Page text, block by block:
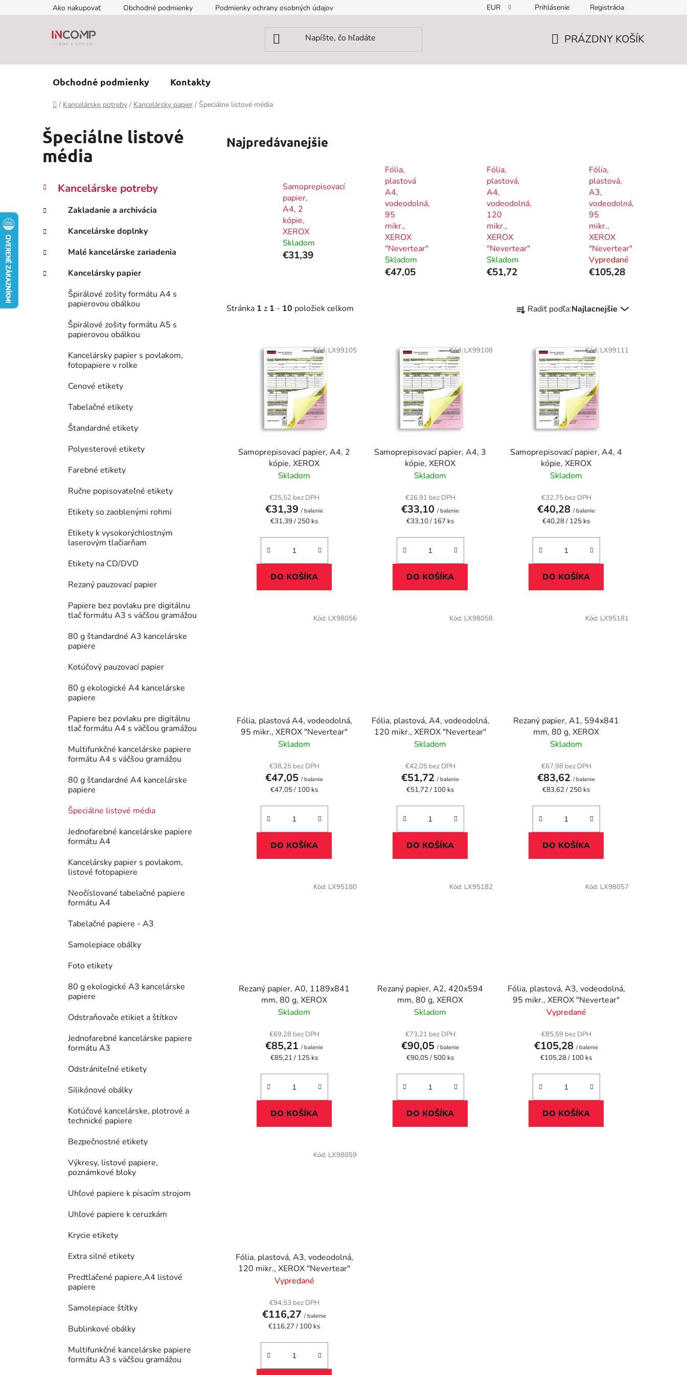
na
Ako nakupovať Obchodné podmienky Podmienky ochrany osobných údajov EUR Prihlásenie Registrácia
PRÁZDNY KOŠÍK
Obchodné podmienky Kontakty
Domov
/ Kancelárske potreby / Kancelársky papier / Špeciálne listové média
Špeciálne listové
média
B
č
ý
p
n
Preskočiť
kategórie
K
a
e
g
ó
r
e
Kancelárske potreby
Zakladanie a archivácia
Kancelárske doplnky
Malé kancelárske zariadenia
Kancelársky papier
Špirálové zošity formátu A4 s
papierovou obálkou
Špirálové zošity formátu A5 s
papierovou obálkou
Kancelársky papier s povlakom,
fotopapiere v rolke
Cenové etikety
Tabelačné etikety
Štandardné etikety
Polyesterové etikety
Farebné etikety
Ručne popisovateľné etikety
Etikety so zaoblenými rohmi
Etikety k vysokorýchlostným
laserovým tlačiarňam
Etikety na CD/DVD
Rezaný pauzovací papier
Papiere bez povlaku pre digitálnu
tlač formátu A3 s väčšou gramážou
80 g štandardné A3 kancelárske
papiere
Kotúčový pauzovací papier
80 g ekologické A4 kancelárske
papiere
Papiere bez povlaku pre digitálnu
tlač formátu A4 s väčšou gramážou
Multifunkčné kancelárske papiere
formátu A4 s väčšou gramážou
80 g štandardné A4 kancelárske
papiere
Špeciálne listové média
Jednofarebné kancelárske papiere
formátu A4
Kancelársky papier s povlakom,
listové fotopapiere
Neočíslované tabelačné papiere
formátu A4
Tabelačné papiere - A3
Samolepiace obálky
Foto etikety
80 g ekologické A3 kancelárske
papiere
Odstraňovače etikiet a štítkov
Jednofarebné kancelárske papiere
formátu A3
Odstrániteľné etikety
Silikónové obálky
Kotúčové kancelárske, plotrové a
technické papiere
Bezpečnostné etikety
Výkresy, listové papiere,
poznámkové bloky
Uhľové papiere k písacím strojom
Uhľové papiere k ceruzkám
Krycie etikety
Extra silné etikety
Predtlačené papiere,A4 listové
papiere
Samolepiace štítky
Bublinkové obálky
Multifunkčné kancelárske papiere
formátu A3 s väčšou gramážou
Najpredávanejšie
Samoprepisovací
papier,
A4, 2
kópie,
XEROX
Skladom
€31,39
Fólia,
plastová
A4,
vodeodolná,
95
mikr.,
XEROX
"Nevertear"
Skladom
€47,05
Fólia,
plastová,
A4,
vodeodolná,
120
mikr.,
XEROX
"Nevertear"
Skladom
€51,72
Fólia,
plastová,
A3,
vodeodolná,
95
mikr.,
XEROX
"Nevertear"
Vypredané
€105,28
Stránka 1 z 1 - 10 položiek celkom
a
u
k
Radiť podľa:Najlacnejšie
Samoprepisovací papier, A4, 2
kópie, XEROX
Skladom
€25,52 bez DPH
€31,39/ balenie
Jednotková
€31,39 / 250 ks
DO KOŠÍKA
Kód: LX99105
Samoprepisovací papier, A4, 3
kópie, XEROX
Skladom
€26,91 bez DPH
€33,10/ balenie
Jednotková
€33,10 / 167 ks
DO KOŠÍKA
Kód: LX99108
Samoprepisovací papier, A4, 4
kópie, XEROX
Skladom
€32,75 bez DPH
€40,28/ balenie
Jednotková
€40,28 / 125 ks
DO KOŠÍKA
Kód: LX99111
Fólia, plastová A4, vodeodolná,
95 mikr., XEROX "Nevertear"
Skladom
€38,25 bez DPH
€47,05/ balenie
Jednotková
€47,05 / 100 ks
DO KOŠÍKA
Kód: LX98056
Fólia, plastová, A4, vodeodolná,
120 mikr., XEROX "Nevertear"
Skladom
€42,05 bez DPH
€51,72/ balenie
Jednotková
€51,72 / 100 ks
DO KOŠÍKA
Kód: LX98058
Rezaný papier, A1, 594x841
mm, 80 g, XEROX
Skladom
€67,98 bez DPH
€83,62/ balenie
Jednotková
€83,62 / 250 ks
DO KOŠÍKA
Kód: LX95181
Rezaný papier, A0, 1189x841
mm, 80 g, XEROX
Skladom
€69,28 bez DPH
€85,21/ balenie
Jednotková
€85,21 / 125 ks
DO KOŠÍKA
Kód: LX95180
Rezaný papier, A2, 420x594
mm, 80 g, XEROX
Skladom
€73,21 bez DPH
€90,05/ balenie
Jednotková
€90,05 / 500 ks
DO KOŠÍKA
Kód: LX95182
Fólia, plastová, A3, vodeodolná,
95 mikr., XEROX "Nevertear"
Vypredané
€85,59 bez DPH
€105,28/ balenie
Jednotková
€105,28 / 100 ks
DO KOŠÍKA
Kód: LX98057
Fólia, plastová, A3, vodeodolná,
120 mikr., XEROX "Nevertear"
Vypredané
€94,53 bez DPH
€116,27/ balenie
Jednotková
€116,27 / 100 ks
Kód: LX98059